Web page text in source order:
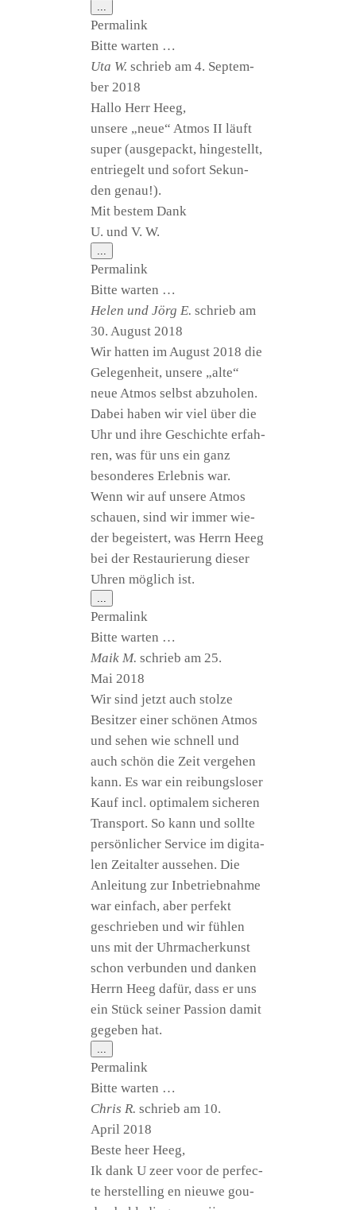
...
Metabox
ein-/ausblenden.
Per­ma­link
Bit­te warten …
Uta W. schrieb am 4. Sep­tem­
ber 2018
Hal­lo Herr Heeg,
unse­re „neue“ Atmos II läuft
super (aus­ge­packt, hin­ge­stellt,
ent­rie­gelt und sofort Sekun­
den genau!).
Mit bes­tem Dank
U. und V. W.
...
Metabox
ein-/ausblenden.
Per­ma­link
Bit­te warten …
Helen und Jörg E. schrieb am
30. August 2018
Wir hat­ten im August 2018 die
Gele­gen­heit, unse­re „alte“
neue Atmos selbst abzu­ho­len.
Dabei haben wir viel über die
Uhr und ihre Geschich­te erfah­
ren, was für uns ein ganz
beson­de­res Erleb­nis war.
Wenn wir auf unse­re Atmos
schau­en, sind wir immer wie­
der begeis­tert, was Herrn Heeg
bei der Restau­rie­rung die­ser
Uhren mög­lich ist.
...
Metabox
ein-/ausblenden.
Per­ma­link
Bit­te warten …
Maik M. schrieb am 25.
Mai 2018
Wir sind jetzt auch stol­ze
Besit­zer einer schö­nen Atmos
und sehen wie schnell und
auch schön die Zeit ver­ge­hen
kann. Es war ein rei­bungs­lo­ser
Kauf incl. opti­ma­lem siche­ren
Trans­port. So kann und soll­te
per­sön­li­cher Ser­vice im digi­ta­
len Zeit­al­ter aus­se­hen. Die
Anlei­tung zur Inbe­trieb­nah­me
war ein­fach, aber per­fekt
geschrie­ben und wir füh­len
uns mit der Uhr­ma­cher­kunst
schon ver­bun­den und dan­ken
Herrn Heeg dafür, dass er uns
ein Stück sei­ner Pas­si­on damit
gege­ben hat.
...
Metabox
ein-/ausblenden.
Per­ma­link
Bit­te warten …
Chris R. schrieb am 10.
April 2018
Bes­te heer Heeg,
Ik dank U zeer voor de per­fec­
te her­stel­ling en nieu­we gou­